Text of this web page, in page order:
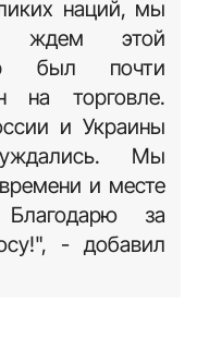
наций, мы
ждем этой
был почти
на торговле.
и Украины
Мы
и месте
Благодарю за
- добавил